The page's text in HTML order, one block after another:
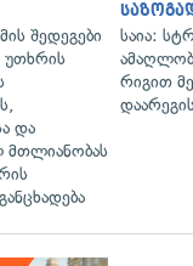
შედეგები
და
საია:
რიგით